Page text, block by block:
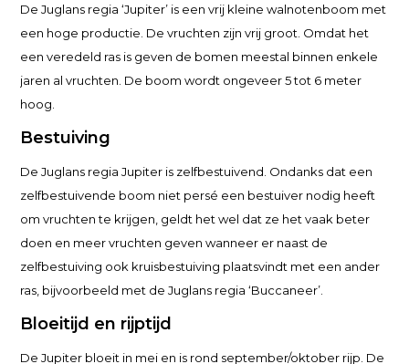
De Juglans regia ‘Jupiter’ is een vrij kleine walnotenboom met
een hoge productie. De vruchten zijn vrij groot. Omdat het
een veredeld ras is geven de bomen meestal binnen enkele
jaren al vruchten. De boom wordt ongeveer 5 tot 6 meter
hoog.
Bestuiving
De Juglans regia Jupiter is zelfbestuivend. Ondanks dat een
zelfbestuivende boom niet persé een bestuiver nodig heeft
om vruchten te krijgen, geldt het wel dat ze het vaak beter
doen en meer vruchten geven wanneer er naast de
zelfbestuiving ook kruisbestuiving plaatsvindt met een ander
ras, bijvoorbeeld met de Juglans regia ‘Buccaneer’.
Bloeitijd en rijptijd
De Jupiter bloeit in mei en is rond september/oktober rijp. De